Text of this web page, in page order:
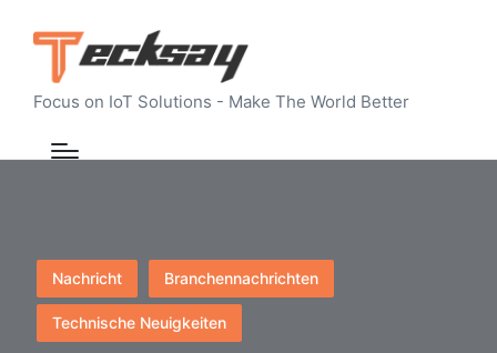
Focus on IoT Solutions - Make The World Better
Posted
in
Nachricht Branchennachrichten
Technische Neuigkeiten